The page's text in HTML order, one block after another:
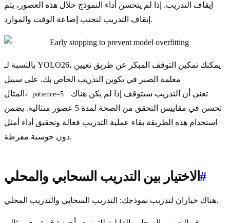
إيقاف التدريب. إذا لم يتحسن أداء النموذج خلال هذه العصور، يتم
إيقاف التدريب لتجنب إضاعة الوقت والموارد.
بالنسبة لـ YOLO26، يمكنك تمكين التوقف المبكر عن طريق تعيين
معلمة الصبر في تكوين التدريب الخاص بك. على سبيل
المثال،
patience=5
تحسن في مقاييس التحقق من الصحة لمدة 5 عصور متتالية. يضمن
استخدام هذه الطريقة بقاء عملية التدريب فعالة وتحقيق أداء أمثل
دون حوسبة مفرطة.
الاختيار بين التدريب السحابي والمحلي#
هناك خياران لتدريب نموذجك: التدريب السحابي والتدريب المحلي.